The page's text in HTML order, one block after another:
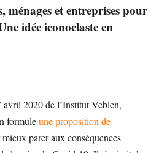
ménages et entreprises pour
idée iconoclaste en
avril 2020 de l’Institut Veblen,
formuleune proposition de
parer aux conséquences